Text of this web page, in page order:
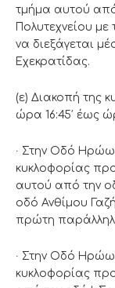
τμήμα αυτού
Πολυτεχνείου
να διεξάγεται
Εχεκρατίδας.
(ε) Διακοπή της
ώρα 16:45′ έως
∙ Στην Οδό
κυκλοφορίας
αυτού από την
οδό Ανθίμου
πρώτη
∙ Στην Οδό
κυκλοφορίας